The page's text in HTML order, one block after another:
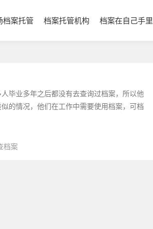
档案托管 档案托管机构 档案在自己手里
毕业多年之后都没有去查询过档案，所以他
的情况，他们在工作中需要使用档案，可档
档案